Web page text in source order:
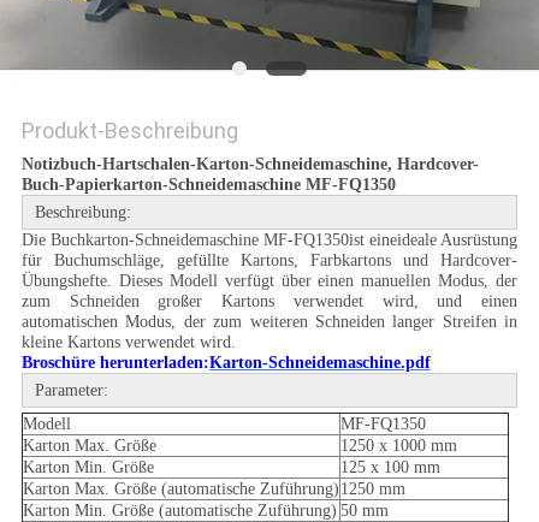
Produkt-Beschreibung
Notizbuch-Hartschalen-Karton-Schneidemaschine, Hardcover-
Buch-Papierkarton-Schneidemaschine MF-FQ1350
Beschreibung:
Die Buchkarton-Schneidemaschine MF-FQ1350ist eineideale Ausrüstung
für Buchumschläge, gefüllte Kartons, Farbkartons und Hardcover-
Übungshefte. Dieses Modell verfügt über einen manuellen Modus, der
zum Schneiden großer Kartons verwendet wird, und einen
automatischen Modus, der zum weiteren Schneiden langer Streifen in
kleine Kartons verwendet wird.
Broschüre herunterladen:Karton-Schneidemaschine.pdf
Parameter:
Modell
MF-FQ1350
Karton Max. Größe
1250 x 1000 mm
Karton Min. Größe
125 x 100 mm
Karton Max. Größe (automatische Zuführung) 1250 mm
Karton Min. Größe (automatische Zuführung) 50 mm